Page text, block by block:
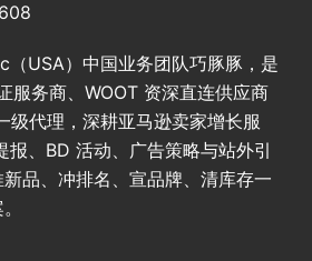
USA）中国业务团队巧豚豚，是
服务商、WOOT 资深直连供应商
级代理，深耕亚马逊卖家增长服
报、BD 活动、广告策略与站外引
品、冲排名、宣品牌、清库存一